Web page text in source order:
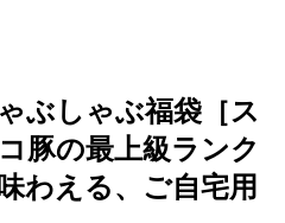
ぶしゃぶ福袋［ス
豚の最上級ランク
わえる、ご自宅用